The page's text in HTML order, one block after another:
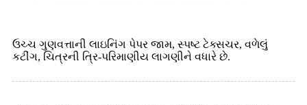
ઉચ્ચ ગુણવત્તાની લાઇનિંગ પેપર જામ, સ્પષ્ટ ટેક્સચર, વળેલું
કટીંગ, ચિત્રની ત્રિ-પરિમાણીય લાગણીને વધારે છે.